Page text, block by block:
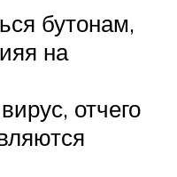
бутонам,
на
отчего